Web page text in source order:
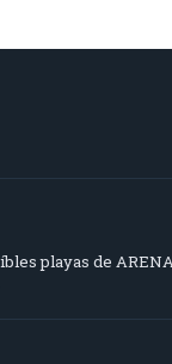
playas de